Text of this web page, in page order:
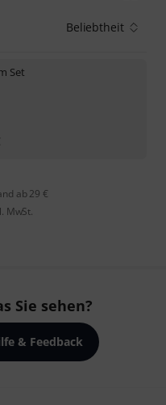
Beliebtheit
Set
ab 29 €
MwSt.
Sie sehen?
& Feedback